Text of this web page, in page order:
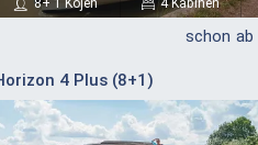
8+ 1 Kojen 4 Kabinen
schon ab
4 Plus (8+1)